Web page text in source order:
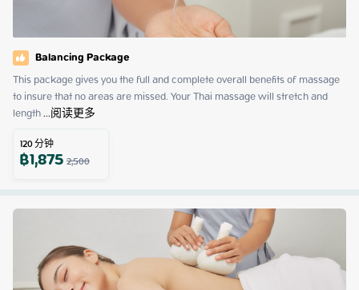
Balancing Package
This package gives you the full and complete overall benefits of massage
to insure that no areas are missed. Your Thai massage will stretch and
length ...阅读更多
120分钟
฿1,8752,500